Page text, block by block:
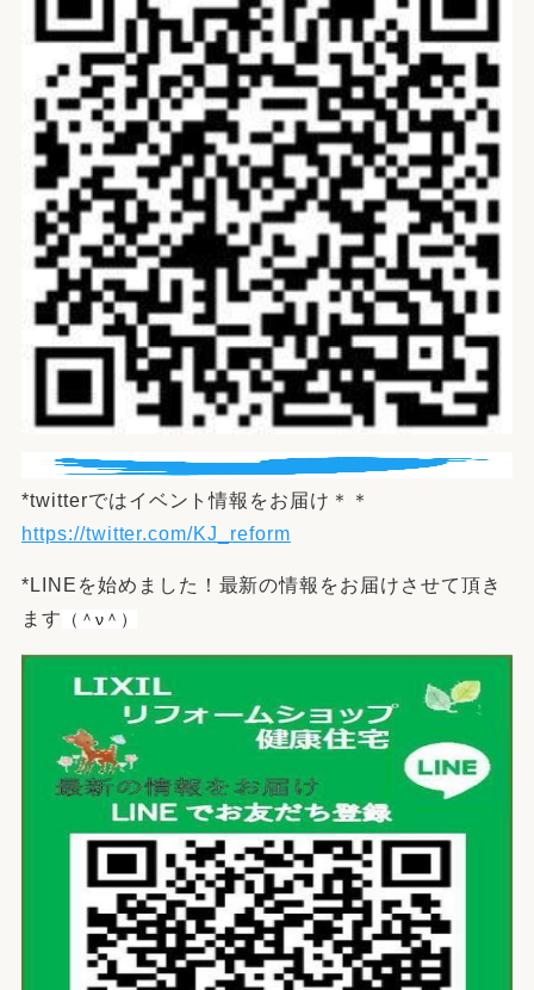
*twitterではイベント情報をお届け＊＊
https://twitter.com/KJ_reform
*LINEを始めました！最新の情報をお届けさせて頂き
ます
（＾ν＾）